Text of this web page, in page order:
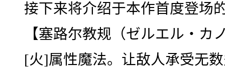
接下来将介绍于本作首度登场
【塞路尔教规（ゼルエル・カ
[火]属性魔法。让敌人承受无